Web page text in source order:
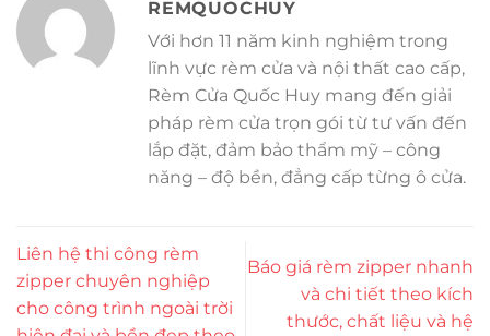
REMQUOCHUY
Với hơn 11 năm kinh nghiệm trong
lĩnh vực rèm cửa và nội thất cao cấp,
Rèm Cửa Quốc Huy mang đến giải
pháp rèm cửa trọn gói từ tư vấn đến
lắp đặt, đảm bảo thẩm mỹ – công
năng – độ bền, đẳng cấp từng ô cửa.
Liên hệ thi công rèm
zipper chuyên nghiệp
cho công trình ngoài trời
Báo giá rèm zipper nhanh
và chi tiết theo kích
thước, chất liệu và hệ